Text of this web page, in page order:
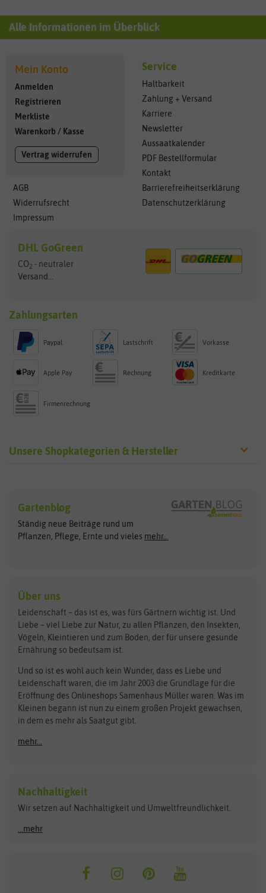
Alle Informationen im Überblick
Mein Konto
Anmelden
Registrieren
Merkliste
Warenkorb / Kasse
Vertrag widerrufen
AGB
Widerrufsrecht
Impressum
Service
Haltbarkeit
Zahlung + Versand
Karriere
Newsletter
Aussaatkalender
PDF Bestellformular
Kontakt
Barrierefreiheitserklärung
Datenschutzerklärung
DHL GoGreen
CO2 - neutraler
Versand...
Zahlungsarten
Paypal Lastschrift Vorkasse
Apple Pay Rechnung Kreditkarte
Firmenrechnung
Unsere Shopkategorien & Hersteller
Exotische Samen
Gemüsesamen
Gründünger
Kräutersamen
Obstsamen
Pilzbrut
Rasensamen
Steckzwiebeln
Zimmer & Kübelpflanzen
Kataloge
Schnäppchen
Anzucht & Gartenzubehör
Anzuchtschalen
Heizmatte & Heizkabel
Kokos-Quelltabletten
Zimmergewächshaus
Arche Noah
ASB Greenworld
Benary
Bingenheimer Saatgut
Bionana
BIOWOL
Blumicorn
Bûten Birds
Carl Pabst
Clever Pots
COMPO
Dürr-Samen
Feldsaaten Freudenberger
Fertil
Flora Elite
Florissa
Flortis
Franchi Sementi
Hortitops
JUB Holland
Gartenblog
Ständig neue Beiträge rund um
Pflanzen, Pflege, Ernte und vieles mehr...
Über uns
Leidenschaft – das ist es, was fürs Gärtnern wichtig ist. Und
Liebe – viel Liebe zur Natur, zu allen Pflanzen, den Insekten,
Vögeln, Kleintieren und zum Boden, der für unsere gesunde
Ernährung so bedeutsam ist.
Und so ist es wohl auch kein Wunder, dass es Liebe und
Leidenschaft waren, die im Jahr 2003 die Grundlage für die
Eröffnung des Onlineshops Samenhaus Müller waren. Was im
Kleinen begann ist nun zu einem großen Projekt gewachsen,
in dem es mehr als Saatgut gibt.
mehr...
Nachhaltigkeit
Wir setzen auf Nachhaltigkeit und Umweltfreundlichkeit.
...mehr